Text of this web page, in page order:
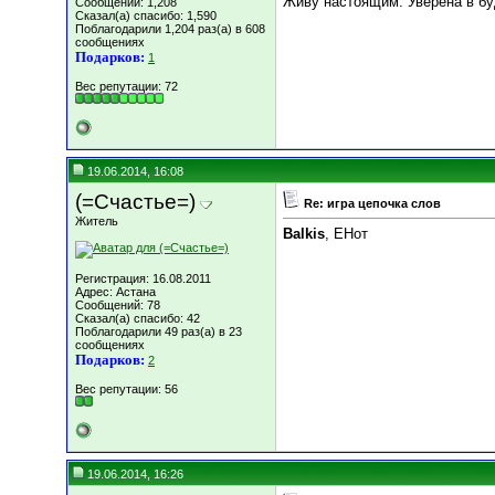
Сказал(а) спасибо: 1,590
Поблагодарили 1,204 раз(а) в 608
сообщениях
Подарков: 1
Вес репутации: 72
19.06.2014, 16:08
(=Счастье=)
Житель
Регистрация: 16.08.2011
Адрес: Астана
Сообщений: 78
Сказал(а) спасибо: 42
Поблагодарили 49 раз(а) в 23
сообщениях
Подарков: 2
Вес репутации: 56
Re: игра цепочка слов
Balkis, ЕНот
19.06.2014, 16:26